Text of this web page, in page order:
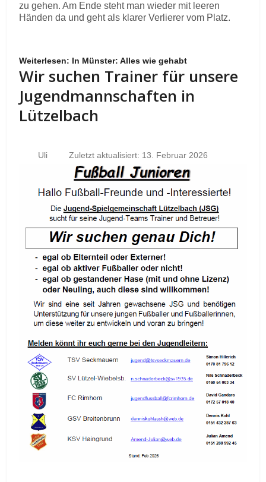
zu gehen. Am Ende steht man wieder mit leeren
Händen da und geht als klarer Verlierer vom Platz.
Weiterlesen: In Münster: Alles wie gehabt
Wir suchen Trainer für unsere
Jugendmannschaften in
Lützelbach
Uli Zuletzt aktualisiert: 13. Februar 2026